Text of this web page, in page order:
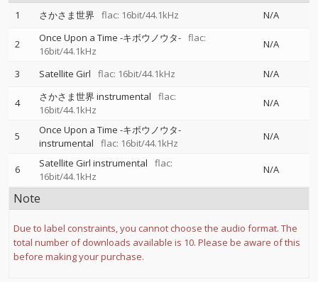
1 さかさま世界 flac: 16bit/44.1kHz N/A
2 Once Upon a Time -キボウノウタ- flac:
16bit/44.1kHz
N/A
3 Satellite Girl flac: 16bit/44.1kHz N/A
4 さかさま世界 instrumental
flac:
16bit/44.1kHz
N/A
5
Once Upon a Time -キボウノウタ-
instrumental
flac: 16bit/44.1kHz
N/A
6 Satellite Girl instrumental
flac:
16bit/44.1kHz
N/A
Note
Due to label constraints, you cannot choose the audio format. The
total number of downloads available is 10. Please be aware of this
before making your purchase.